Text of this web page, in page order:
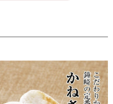
4,001円～5,000円